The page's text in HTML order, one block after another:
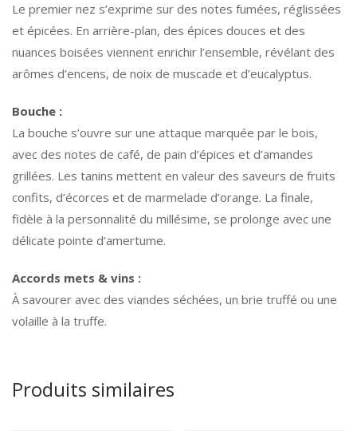
Le premier nez s’exprime sur des notes fumées, réglissées
et épicées. En arrière-plan, des épices douces et des
nuances boisées viennent enrichir l’ensemble, révélant des
arômes d’encens, de noix de muscade et d’eucalyptus.
Bouche :
La bouche s’ouvre sur une attaque marquée par le bois,
avec des notes de café, de pain d’épices et d’amandes
grillées. Les tanins mettent en valeur des saveurs de fruits
confits, d’écorces et de marmelade d’orange. La finale,
fidèle à la personnalité du millésime, se prolonge avec une
délicate pointe d’amertume.
Accords mets & vins :
À savourer avec des viandes séchées, un brie truffé ou une
volaille à la truffe.
Produits similaires